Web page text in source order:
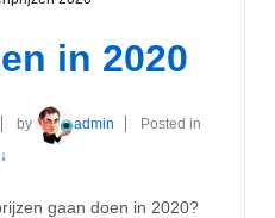
in 2020
by admin
Posted in
gaan doen in 2020?